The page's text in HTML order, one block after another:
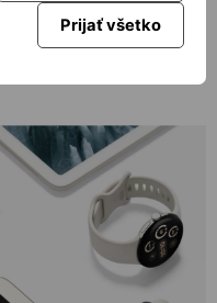
integroval
světu, jak bude
Prijať všetko